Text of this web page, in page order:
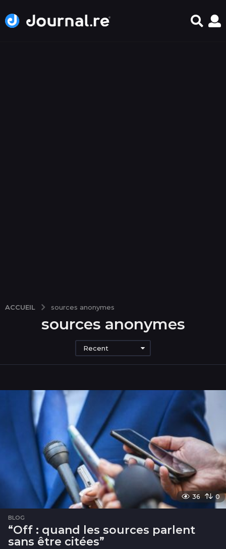
ACCUEIL sources anonymes
sources anonymes
Recent
36 0
BLOG
“Off : quand les sources parlent
sans être citées”